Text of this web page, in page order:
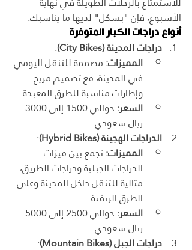
الأسبوع، فإن "بسكل" لديها ما يناسبك.
أنواع دراجات الكبار المتوفرة
دراجات المدينة (City Bikes)
:
المميزات: مصممة للتنقل اليومي
في المدينة، مع تصميم مريح
وإطارات مناسبة للطرق المعبدة.
السعر:
ريال سعودي.
الدراجات الهجينة (Hybrid Bikes)
:
المميزات: تجمع بين ميزات
الدراجات الجبلية ودراجات الطريق،
مثالية للتنقل داخل المدينة وعلى
الطرق الريفية.
السعر:
ريال سعودي.
دراجات الجبل (Mountain Bikes)
: